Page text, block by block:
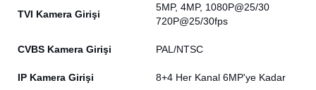
TVI Kamera Girişi
5MP, 4MP, 1080P@25/30
720P@25/30fps
CVBS Kamera Girişi PAL/NTSC
IP Kamera Girişi 8+4 Her Kanal 6MP'ye Kadar